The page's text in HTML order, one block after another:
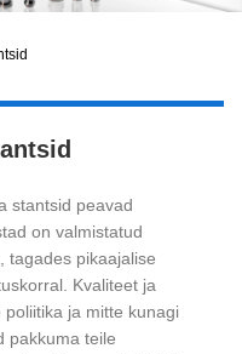
stantsid peavad
on valmistatud
tagades pikaajalise
Kvaliteet ja
ja mitte kunagi
pakkuma teile